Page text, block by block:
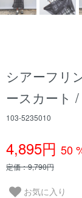
シアーフリ
ースカート
103-5235010
4,895円 50
定価：9,790円
お気に入り